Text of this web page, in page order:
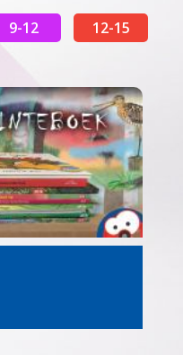
9-12 12-15